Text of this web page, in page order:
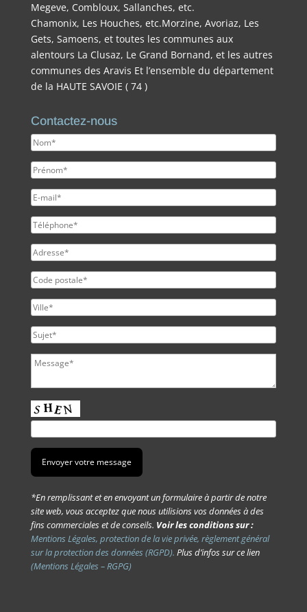
Megeve, Combloux, Sallanches, etc.
Chamonix, Les Houches, etc.Morzine, Avoriaz, Les
Gets, Samoens, et toutes les communes aux
alentours La Clusaz, Le Grand Bornand, et les autres
communes des Aravis Et l’ensemble du département
de la HAUTE SAVOIE ( 74 )
Contactez-nous
*En remplissant et en envoyant un formulaire à partir de notre
site web, vous acceptez que nous utilisions vos données à des
fins commerciales et de conseils. Voir les conditions sur :
Mentions Légales, protection de la vie privée, règlement général
sur la protection des données (RGPD). Plus d’infos sur ce lien
(Mentions Légales – RGPG)